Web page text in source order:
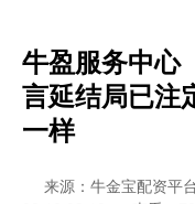
牛盈服务中心
言延结局已注
一样
来源：牛金宝配资平